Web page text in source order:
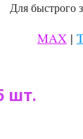
Для быстрого
MAX |
шт.